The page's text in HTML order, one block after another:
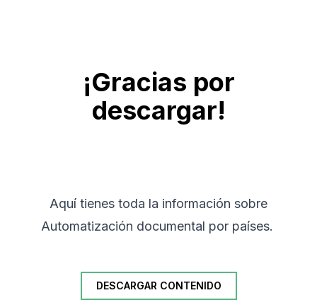
¡Gracias por
descargar!
Aquí tienes toda la información sobre
Automatización documental por países.
DESCARGAR CONTENIDO